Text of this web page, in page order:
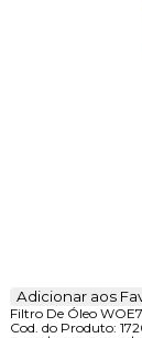
Adicionar aos
Filtro De Óleo
Cod. do Produto: